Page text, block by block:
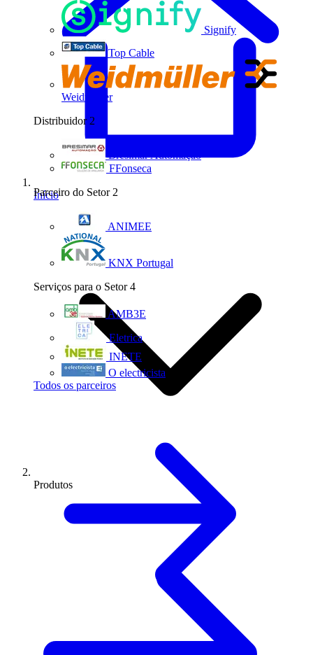
Signify
Top Cable
Weidmüller
Distribuidor 2
Bresimar Automação
FFonseca
Parceiro do Setor 2
ANIMEE
KNX Portugal
Serviços para o Setor 4
AMB3E
Eletrica
INETE
O electricista
Todos os parceiros
Início
Produtos